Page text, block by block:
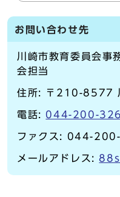
お問い合わせ先
川崎市教育委員会事
会担当
住所: 〒210-8577
電話: 044-200-
ファクス: 044-
メールアドレス: